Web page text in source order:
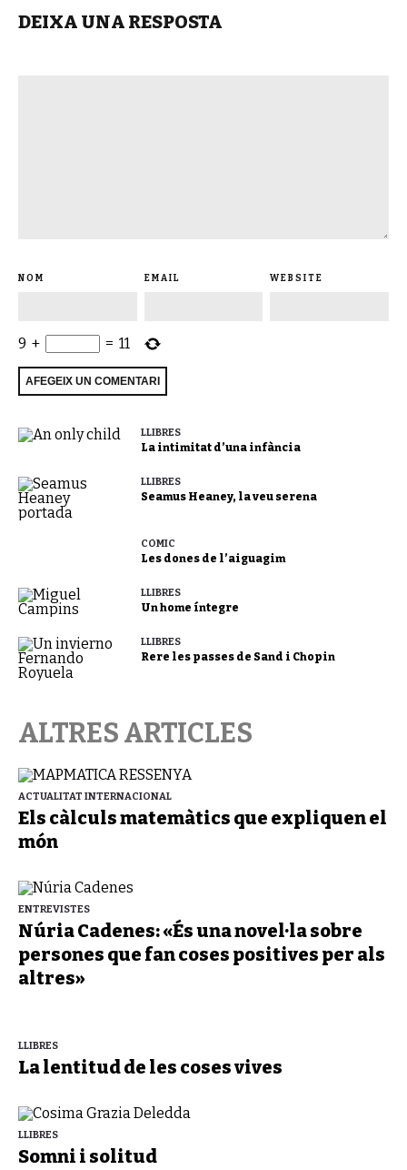
DEIXA UNA RESPOSTA
NOM EMAIL WEBSITE
9 + = 11
LLIBRES
La intimitat d’una infància
LLIBRES
Seamus Heaney, la veu serena
CÒMIC
Les dones de l’aiguagim
LLIBRES
Un home íntegre
LLIBRES
Rere les passes de Sand i Chopin
ALTRES ARTICLES
ACTUALITAT INTERNACIONAL
Els càlculs matemàtics que expliquen el
món
ENTREVISTES
Núria Cadenes: «És una novel·la sobre
persones que fan coses positives per als
altres»
LLIBRES
La lentitud de les coses vives
LLIBRES
Somni i solitud